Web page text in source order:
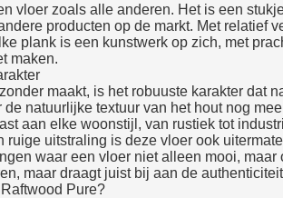
vloer zoals alle anderen. Het is een
producten op de markt. Met relatief
plank is een kunstwerk op zich, met
maken.
maakt, is het robuuste karakter dat
natuurlijke textuur van het hout nog
aan elke woonstijl, van rustiek tot
ruige uitstraling is deze vloer ook
waar een vloer niet alleen mooi,
maar draagt juist bij aan de
Pure?